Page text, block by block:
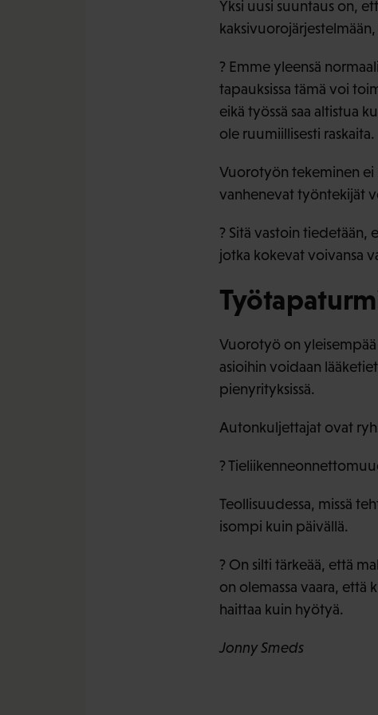
Yksi uusi suuntaus on,
? Emme yleensä
tapauksissa tämä voi
eikä työssä saa altistua
ole ruumiillisesti raskaita.
Vuorotyön tekeminen ei
vanhenevat työntekijät
? Sitä vastoin
jotka kokevat voivansa
Vuorotyö on
asioihin voidaan
pienyrityksissä.
Autonkuljettajat ovat
?
Teollisuudessa, missä
isompi kuin päivällä.
? On silti tärkeää, että
on olemassa vaara, että
haittaa kuin hyötyä.
Jonny Smeds